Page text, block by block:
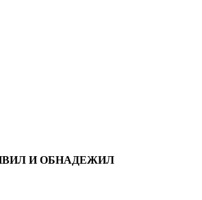
И ОБНАДЕЖИЛ